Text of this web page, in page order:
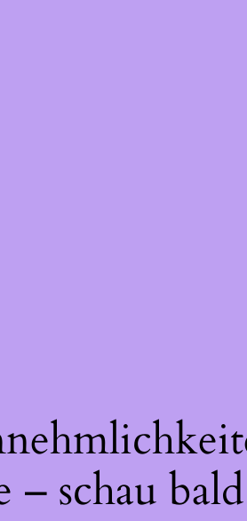
– schau